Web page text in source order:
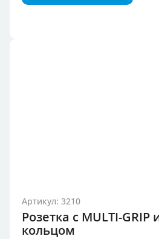
Артикул: 3210
Розетка с MULTI-
кольцом